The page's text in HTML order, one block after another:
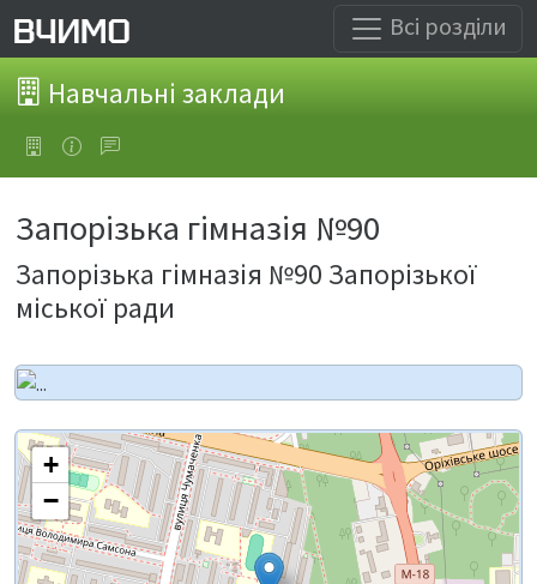
Всі розділи
Навчальні заклади
Запорізька гімназія №90
Запорізька гімназія №90 Запорізької
міської ради
+
−